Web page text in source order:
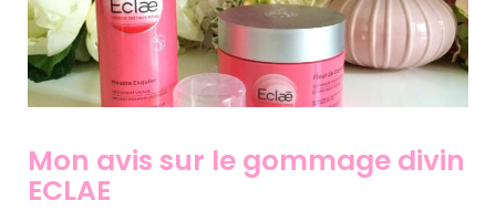
Mon avis sur le gommage divin
ECLAE